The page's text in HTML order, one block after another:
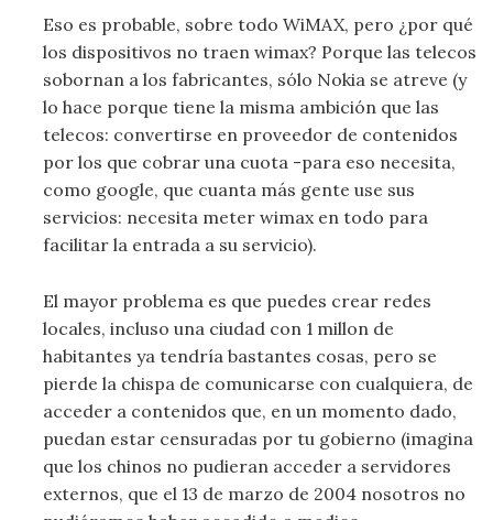
Eso es probable, sobre todo WiMAX, pero ¿por qué
los dispositivos no traen wimax? Porque las telecos
sobornan a los fabricantes, sólo Nokia se atreve (y
lo hace porque tiene la misma ambición que las
telecos: convertirse en proveedor de contenidos
por los que cobrar una cuota -para eso necesita,
como google, que cuanta más gente use sus
servicios: necesita meter wimax en todo para
facilitar la entrada a su servicio).
El mayor problema es que puedes crear redes
locales, incluso una ciudad con 1 millon de
habitantes ya tendría bastantes cosas, pero se
pierde la chispa de comunicarse con cualquiera, de
acceder a contenidos que, en un momento dado,
puedan estar censuradas por tu gobierno (imagina
que los chinos no pudieran acceder a servidores
externos, que el 13 de marzo de 2004 nosotros no